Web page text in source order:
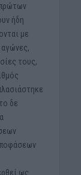
ήδη
με
αγώνες,
τους,
δε
ως